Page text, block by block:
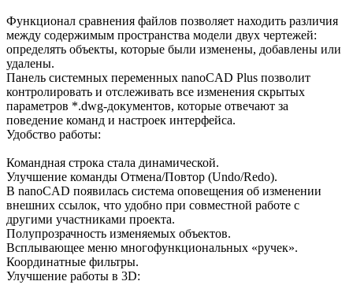
Функционал сравнения файлов позволяет находить различия
между содержимым пространства модели двух чертежей:
определять объекты, которые были изменены, добавлены или
удалены.
Панель системных переменных nanoCAD Plus позволит
контролировать и отслеживать все изменения скрытых
параметров *.dwg-документов, которые отвечают за
поведение команд и настроек интерфейса.
Удобство работы:
Командная строка стала динамической.
Улучшение команды Отмена/Повтор (Undo/Redo).
В nanoCAD появилась система оповещения об изменении
внешних ссылок, что удобно при совместной работе с
другими участниками проекта.
Полупрозрачность изменяемых объектов.
Всплывающее меню многофункциональных «ручек».
Координатные фильтры.
Улучшение работы в 3D: